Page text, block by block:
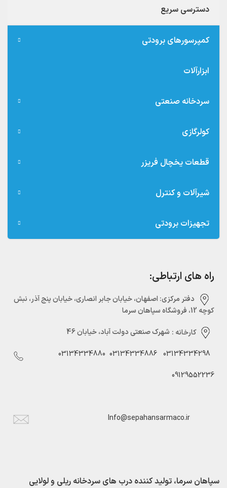
دسترسی سریع
کمپرسورهای برودتی
ابزارآلات
سردخانه صنعتی
کولرگازی
قطعات یخچال فریزر
شیرآلات و کنترل
تجهیزات برودتی
راه های ارتباطی:
دفتر مرکزی:‌ اصفهان، خیابان جابر انصاری، خیابان پنج آذر، نبش
کوچه 12، فروشگاه سپاهان سرما
کارخانه : شهرک صنعتی دولت آباد، خیابان 46
03134334298
03134334886
03134334880
09129552236
Info@sepahansarmaco.ir
سپاهان سرما، تولید کننده درب های سردخانه ریلی و لولایی